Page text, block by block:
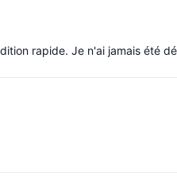
rapide. Je n'ai jamais été